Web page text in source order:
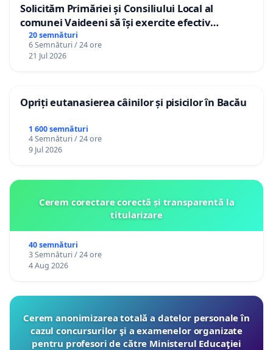
Solicităm Primăriei și Consiliului Local al
comunei Vaideeni să își exercite efectiv
atribuțiile legale și să reprezinte interesele
cetățenilor în raport cu APAVIL S.A, operatorul
serviciului de apă!
20 semnături
6 Semnături / 24 ore
21 Jul 2026
Opriți eutanasierea câinilor și pisicilor în Bacău
1 600 semnături
4 Semnături / 24 ore
9 Jul 2026
Cerem corectare corectă și transparentă la
titularizare
40 semnături
3 Semnături / 24 ore
4 Aug 2026
Cerem anonimizarea totală a datelor personale în
cazul concursurilor şi a examenelor organizate
pentru profesori de către Ministerul Educaţiei